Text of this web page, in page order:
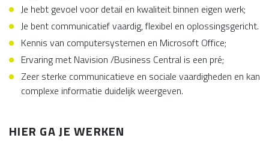
Je hebt gevoel voor detail en kwaliteit binnen eigen werk;
Je bent communicatief vaardig, flexibel en oplossingsgericht.
Kennis van computersystemen en Microsoft Office;
Ervaring met Navision /Business Central is een pré;
Zeer sterke communicatieve en sociale vaardigheden en kan
complexe informatie duidelijk weergeven.
HIER GA JE WERKEN